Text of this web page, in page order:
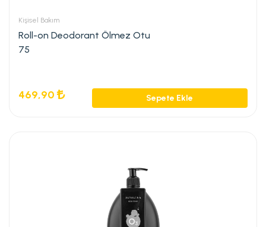
Kişisel Bakım
Roll-on Deodorant Ölmez Otu
75
469,90 Sepete Ekle